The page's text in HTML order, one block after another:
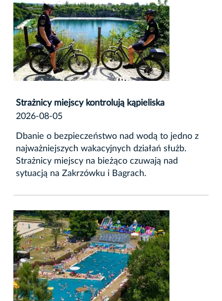
Strażnicy miejscy kontrolują kąpieliska
2026-08-05
Dbanie o bezpieczeństwo nad wodą to jedno z
najważniejszych wakacyjnych działań służb.
Strażnicy miejscy na bieżąco czuwają nad
sytuacją na Zakrzówku i Bagrach.